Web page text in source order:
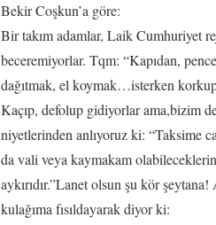
Bekir Coşkun’a göre:
Bir takım adamlar, Laik Cumhuriyet
beceremiyorlar. Tqm: “Kapıdan,
dağıtmak, el koymak…isterken
Kaçıp, defolup gidiyorlar ama,bizim
niyetlerinden anlıyoruz ki: “Taksime
da vali veya kaymakam
aykırıdır.”Lanet olsun şu kör
kulağıma fısıldayarak diyor ki: